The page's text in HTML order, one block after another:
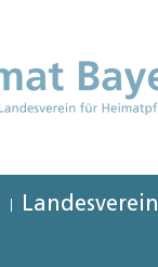
Landesverein